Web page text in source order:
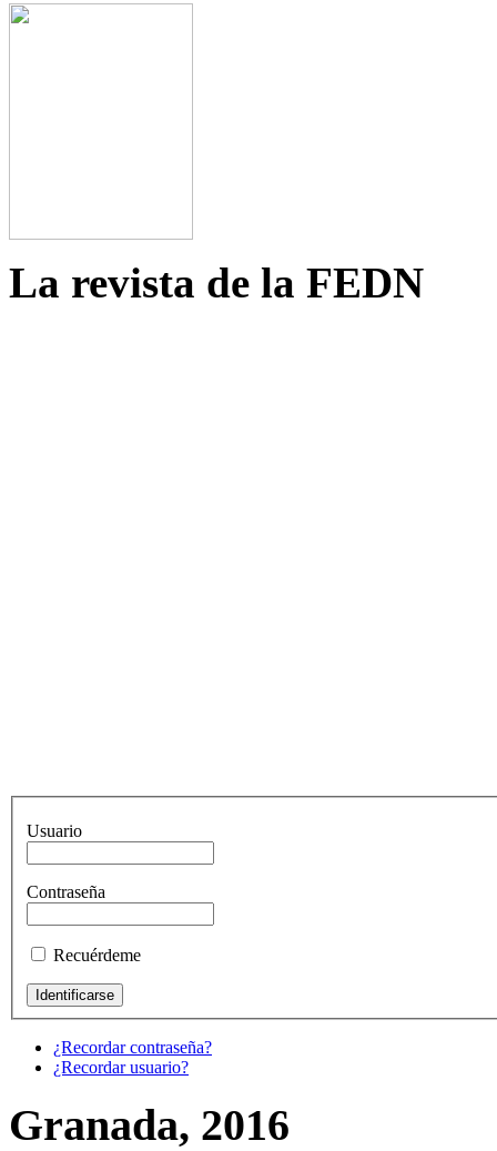
La revista de la FEDN
Usuario
Contraseña
Recuérdeme
¿Recordar contraseña?
¿Recordar usuario?
Granada, 2016